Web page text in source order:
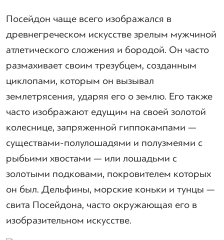
Посейдон чаще всего изображался в
древнегреческом искусстве зрелым мужчиной
атлетического сложения и бородой. Он часто
размахивает своим трезубцем, созданным
циклопами, которым он вызывал
землетрясения, ударяя его о землю. Его также
часто изображают едущим на своей золотой
колеснице, запряженной гиппокампами —
существами-полулошадями и полузмеями с
рыбьими хвостами — или лошадьми с
золотыми подковами, покровителем которых
он был. Дельфины, морские коньки и тунцы —
свита Посейдона, часто окружающая его в
изобразительном искусстве.